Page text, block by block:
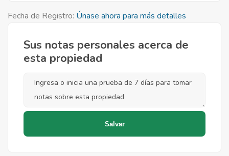
Fecha de Registro: Únase ahora para más detalles
Sus notas personales acerca de
esta propiedad